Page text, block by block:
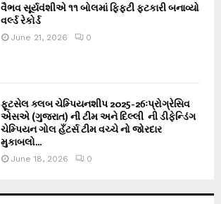
વૈભવ સૂર્યવંશીએ ૧૧ બોલમાં ફિફ્ટી ફટકારી બનાવ્યો
વર્લ્ડ રેકોર્ડ
June 21, 2026 0
ફૂટસેલ ક્લબ ચેમ્પિયનશીપ 2025-26ઃપ્રોગ્રેસિવ
એસએ (ગુજરાત) ની ટીમ અને દિલ્લી ની ડીફેન્ડિંગ
ચેમ્પિયન ગોલ હઁટર્સ ટીમ વચ્ચે નો જોરદાર
મુકાબલો...
June 18, 2026 0